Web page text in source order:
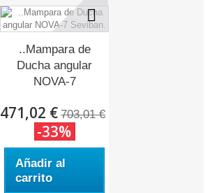
..Mampara de
Ducha angular
NOVA-7
471,02 € 703,01 €
-33%
Añadir al
carrito